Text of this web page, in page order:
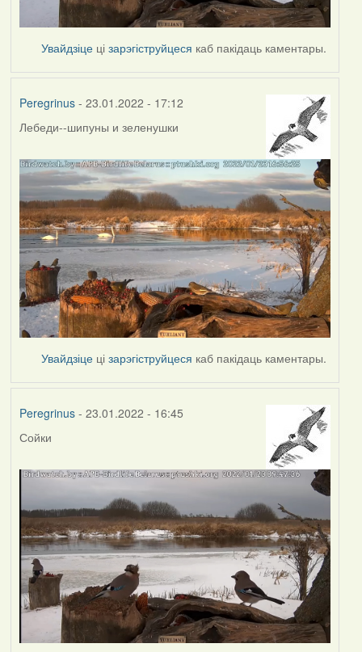
Увайдзіце цізарэгіструйцеся каб пакідаць каментары.
Peregrinus- 23.01.2022 - 17:12
Лебеди--шипуны и зеленушки
Увайдзіце цізарэгіструйцеся каб пакідаць каментары.
Peregrinus- 23.01.2022 - 16:45
Сойки